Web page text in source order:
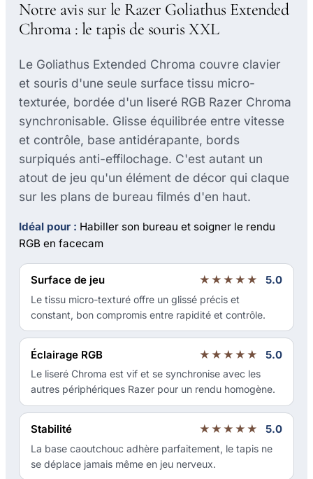
Notre avis sur le Razer Goliathus Extended
Chroma : le tapis de souris XXL
Le Goliathus Extended Chroma couvre clavier
et souris d'une seule surface tissu micro-
texturée, bordée d'un liseré RGB Razer Chroma
synchronisable. Glisse équilibrée entre vitesse
et contrôle, base antidérapante, bords
surpiqués anti-effilochage. C'est autant un
atout de jeu qu'un élément de décor qui claque
sur les plans de bureau filmés d'en haut.
Idéal pour : Habiller son bureau et soigner le rendu
RGB en facecam
Surface de jeu ★★★★★ 5.0
Le tissu micro-texturé offre un glissé précis et
constant, bon compromis entre rapidité et contrôle.
Éclairage RGB ★★★★★ 5.0
Le liseré Chroma est vif et se synchronise avec les
autres périphériques Razer pour un rendu homogène.
Stabilité ★★★★★ 5.0
La base caoutchouc adhère parfaitement, le tapis ne
se déplace jamais même en jeu nerveux.